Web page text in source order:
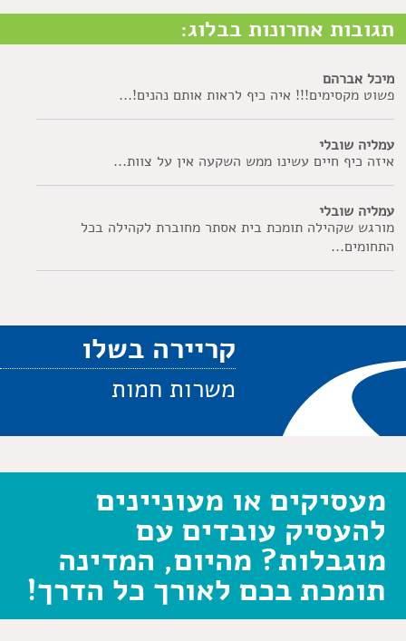
תגובות אחרונות בבלוג:
מיכל אברהם
פשוט מקסימים!!! איה כיף לראות אותם נהנים!...
עמליה שובלי
איזה כיף חיים עשינו ממש השקעה אין על צוות...
עמליה שובלי
מורגש שקהילה תומכת בית אסתר מחוברת לקהילה בכל
התחומים...
קריירה בשלו
משרות חמות
מעסיקים או מעוניינים
להעסיק עובדים עם
מוגבלות? מהיום, המדינה
תומכת בכם לאורך כל הדרך!